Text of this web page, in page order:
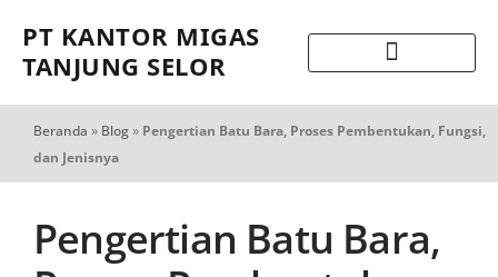
PT KANTOR MIGAS
TANJUNG SELOR
Beranda » Blog» Pengertian Batu Bara, Proses Pembentukan, Fungsi,
dan Jenisnya
Pengertian Batu Bara,